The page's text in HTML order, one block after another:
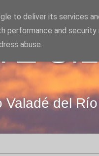
Valadé del Río
to deliver its services
performance and
abuse.